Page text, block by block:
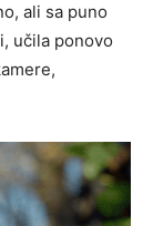
ali sa puno
učila ponovo